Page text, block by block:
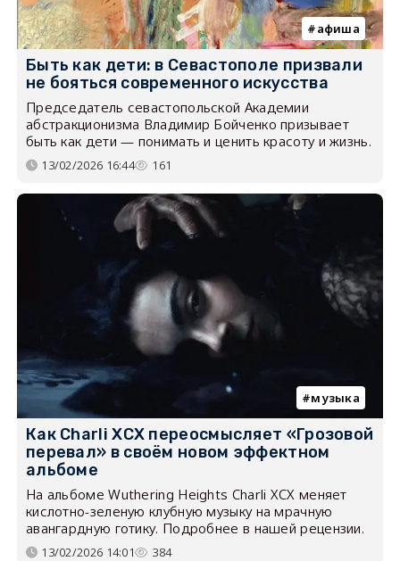
афиша
Быть как дети: в Севастополе призвали
не бояться современного искусства
Председатель севастопольской Академии
абстракционизма Владимир Бойченко призывает
быть как дети — понимать и ценить красоту и жизнь.
13/02/2026 16:44 161
музыка
Как Charli XCX переосмысляет «Грозовой
перевал» в своём новом эффектном
альбоме
На альбоме Wuthering Heights Charli XCX меняет
кислотно-зеленую клубную музыку на мрачную
авангардную готику. Подробнее в нашей рецензии.
13/02/2026 14:01 384